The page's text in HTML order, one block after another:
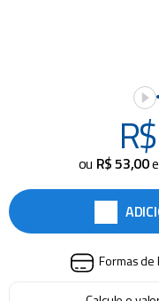
R$
ou R$53,00
Formas de